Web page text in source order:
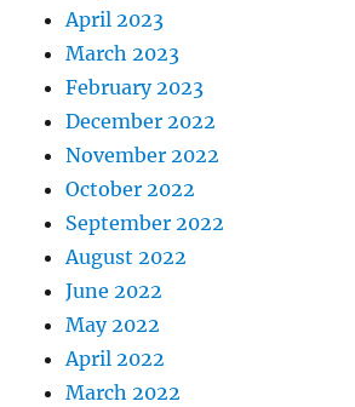
April 2023
March 2023
February 2023
December 2022
November 2022
October 2022
September 2022
August 2022
June 2022
May 2022
April 2022
March 2022